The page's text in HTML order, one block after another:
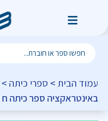
עמוד הבית > ספרי כיתה >
באינטראקציה ספר כיתה ח